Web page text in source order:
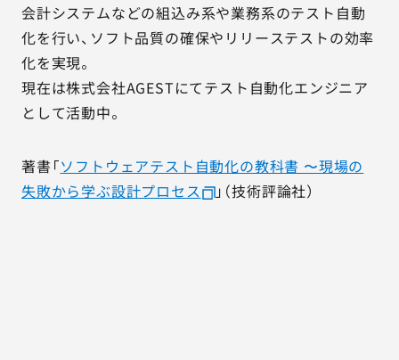
会計システムなどの組込み系や業務系のテスト自動
化を行い、ソフト品質の確保やリリーステストの効率
化を実現。
現在は株式会社AGESTにてテスト自動化エンジニア
として活動中。
著書「ソフトウェアテスト自動化の教科書 〜現場の
失敗から学ぶ設計プロセス
」（技術評論社）